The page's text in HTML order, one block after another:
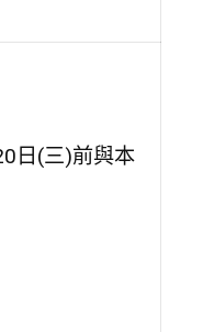
日(三)前與本